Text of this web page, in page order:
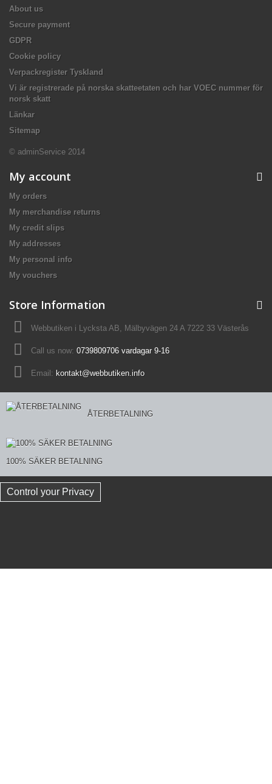
About us
Secure payment
GDPR
Cookie policy
Verpackregister Tyskland
Vi är registrerade på norska skatteetaten och har VOEC nummer för
norsk skatt
Länkar
Sitemap
© adminService 2014
My account
My orders
My merchandise returns
My credit slips
My addresses
My personal info
My vouchers
Store Information
Webbutiken i Lycksta AB, Mälbyvägen 24 A 7222 33 Västerås
Call us now: 0739809706 vardagar 9-16
Email: kontakt@webbutiken.info
ÅTERBETALNING
100% SÄKER BETALNING
Control your Privacy